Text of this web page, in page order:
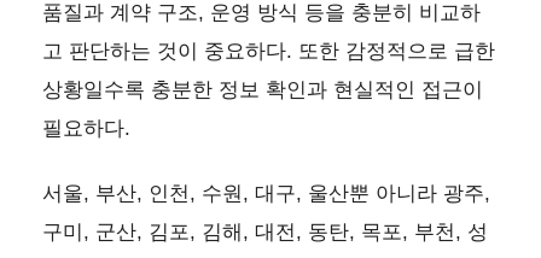
품질과 계약 구조, 운영 방식 등을 충분히 비교하
고 판단하는 것이 중요하다. 또한 감정적으로 급한
상황일수록 충분한 정보 확인과 현실적인 접근이
필요하다.
서울, 부산, 인천, 수원, 대구, 울산뿐 아니라 광주,
구미, 군산, 김포, 김해, 대전, 동탄, 목포, 부천, 성